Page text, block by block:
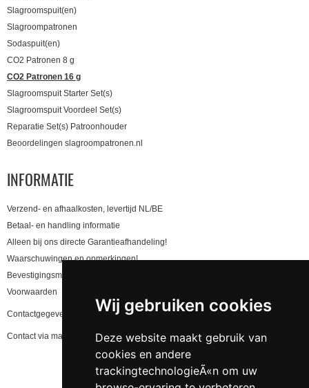
Wij gebruiken cookies
Deze website maakt gebruik van
cookies en andere
trackingtechnologieÃ«n om uw
Slagroomspuit(en)
Slagroompatronen
Sodaspuit(en)
CO2 Patronen 8 g
CO2 Patronen 16 g
Slagroomspuit Starter Set(s)
Slagroomspuit Voordeel Set(s)
Reparatie Set(s) Patroonhouder
Beoordelingen slagroompatronen.nl
INFORMATIE
Verzend- en afhaalkosten, levertijd NL/BE
Betaal- en handling informatie
Alleen bij ons directe Garantieafhandeling!
Waarschuwingen en opmerkingen!
Bevestigingsmail niet gekregen, lees hier!
Voorwaarden
Contactgegevens en privacy
Contact via mail